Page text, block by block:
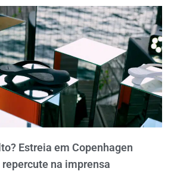
Estreia em Copenhagen
na imprensa